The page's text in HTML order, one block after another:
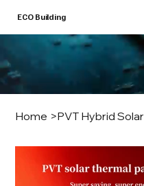
ECO Building
Home >PVT Hybrid Solar